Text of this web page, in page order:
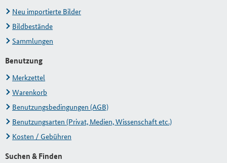
Neu importierte Bilder
Bildbestände
Sammlungen
Benutzung
Merkzettel
Warenkorb
Benutzungsbedingungen (AGB)
Benutzungsarten (Privat, Medien, Wissenschaft etc.)
Kosten / Gebühren
Suchen & Finden